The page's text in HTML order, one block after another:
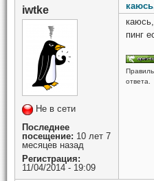
iwtke
Не в сети
Последнее
посещение: 10 лет 7
месяцев назад
Регистрация:
11/04/2014 - 19:09
пинг
ответа.